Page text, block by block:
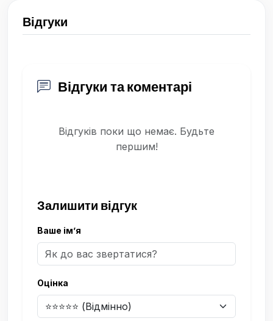
Відгуки
Відгуки та коментарі
Відгуків поки що немає. Будьте
першим!
Залишити відгук
Ваше ім’я
Оцінка